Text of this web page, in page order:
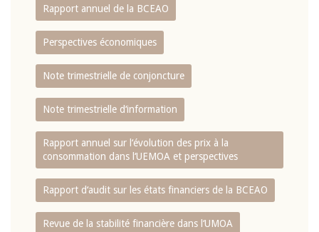
Rapport annuel de la BCEAO
Perspectives économiques
Note trimestrielle de conjoncture
Note trimestrielle d‘information
Rapport annuel sur l‘évolution des prix à la
consommation dans l‘UEMOA et perspectives
Rapport d‘audit sur les états financiers de la BCEAO
Revue de la stabilité financière dans l‘UMOA